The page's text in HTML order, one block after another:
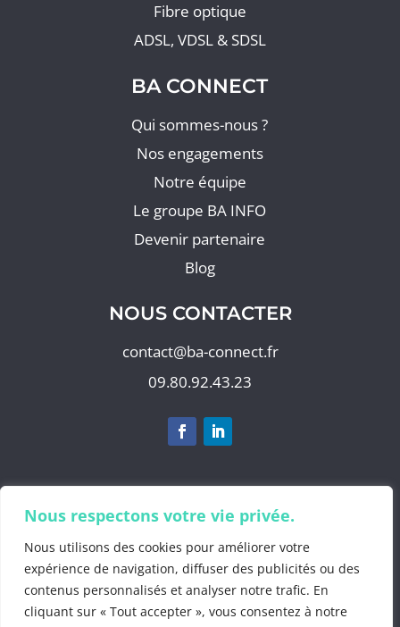
Nous respectons votre vie privée.
Nous utilisons des cookies pour améliorer votre
expérience de navigation, diffuser des publicités ou des
contenus personnalisés et analyser notre trafic. En
cliquant sur « Tout accepter », vous consentez à notre
Fibre optique
ADSL, VDSL & SDSL
BA CONNECT
Qui sommes-nous ?
Nos engagements
Notre équipe
Le groupe BA INFO
Devenir partenaire
Blog
NOUS CONTACTER
contact@ba-connect.fr
09.80.92.43.23
S'abonner à notre newsletter
©2025 by BA Info